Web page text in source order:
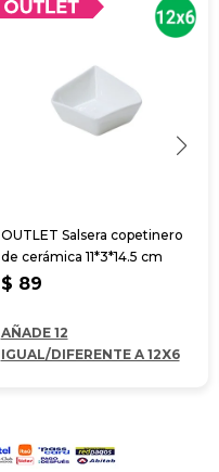
OUTLET Salsera copetinero
de cerámica 11*3*14.5 cm
$ 89
AÑADE 12
IGUAL/DIFERENTE A 12X6